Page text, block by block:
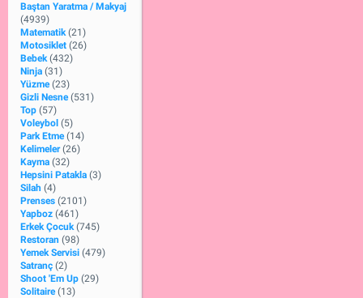
Baştan Yaratma / Makyaj
(4939)
Matematik (21)
Motosiklet (26)
Bebek (432)
Ninja (31)
Yüzme (23)
Gizli Nesne (531)
Top (57)
Voleybol (5)
Park Etme (14)
Kelimeler (26)
Kayma (32)
Hepsini Patakla (3)
Silah (4)
Prenses (2101)
Yapboz (461)
Erkek Çocuk (745)
Restoran (98)
Yemek Servisi (479)
Satranç (2)
Shoot 'Em Up (29)
Solitaire (13)